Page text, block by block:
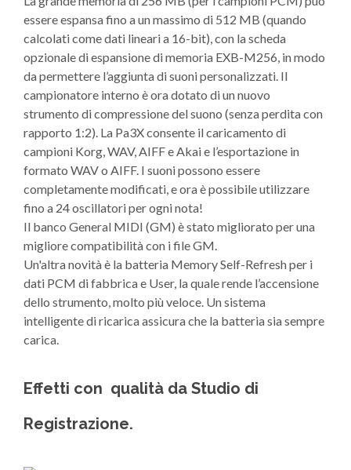
essere espansa fino a un massimo di 512 MB (quando
calcolati come dati lineari a 16-bit), con la scheda
opzionale di espansione di memoria EXB-M256, in modo
da permettere l’aggiunta di suoni personalizzati. Il
campionatore interno è ora dotato di un nuovo
strumento di compressione del suono (senza perdita con
rapporto 1:2). La Pa3X consente il caricamento di
campioni Korg, WAV, AIFF e Akai e l’esportazione in
formato WAV o AIFF. I suoni possono essere
completamente modificati, e ora è possibile utilizzare
fino a 24 oscillatori per ogni nota!
Il banco General MIDI (GM) è stato migliorato per una
migliore compatibilità con i file GM.
Un'altra novità è la batteria Memory Self-Refresh per i
dati PCM di fabbrica e User, la quale rende l’accensione
dello strumento, molto più veloce. Un sistema
intelligente di ricarica assicura che la batteria sia sempre
carica.
Effetti con qualità da Studio di
Registrazione.